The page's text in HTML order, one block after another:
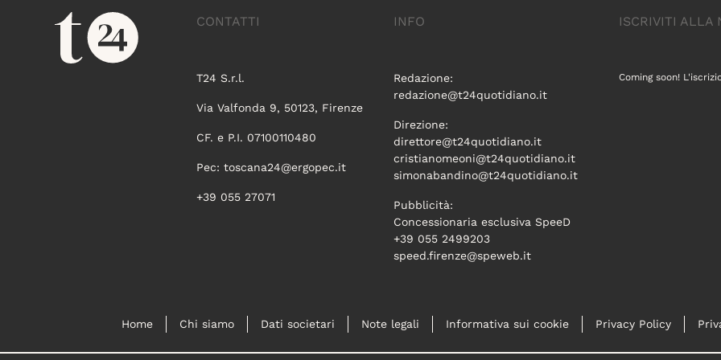
CONTATTI
T24 S.r.l.
Via Valfonda 9, 50123, Firenze
CF. e P.I. 07100110480
Pec: toscana24@ergopec.it
+39 055 27071
INFO
Redazione:
redazione@t24quotidiano.it
Direzione:
direttore@t24quotidiano.it
cristianomeoni@t24quotidiano.it
simonabandino@t24quotidiano.it
Pubblicità:
Concessionaria esclusiva SpeeD
+39 055 2499203
speed.firenze@speweb.it
ISCRIVITI ALLA
Coming soon!
Home Chi siamo Dati societari Note legali Informativa sui cookie Privacy Policy